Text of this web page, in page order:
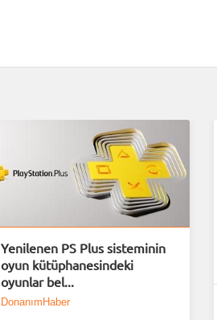
Yenilenen PS Plus sisteminin
oyun kütüphanesindeki
oyunlar bel...
DonanımHaber